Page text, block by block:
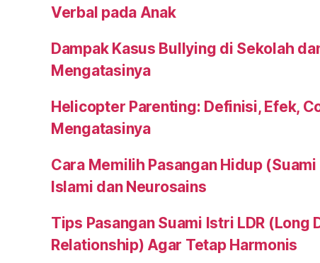
Verbal pada Anak
Dampak Kasus Bullying di Sekolah
Mengatasinya
Helicopter Parenting: Definisi, Efek,
Mengatasinya
Cara Memilih Pasangan Hidup
Islami dan Neurosains
Tips Pasangan Suami Istri LDR (Long
Relationship) Agar Tetap Harmonis